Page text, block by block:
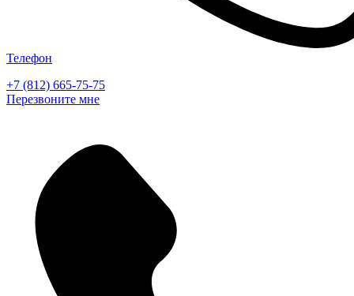
Телефон
+7 (812) 665-75-75
Перезвоните мне